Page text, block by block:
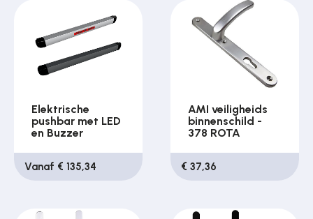
Elektrische
pushbar met LED
en Buzzer
Vanaf € 135,34
AMI veiligheids
binnenschild -
378 ROTA
€ 37,36